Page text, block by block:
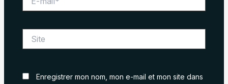
mail*
Enregistrer mon nom, mon e-mail et mon site dans